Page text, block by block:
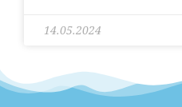
14.05.2024